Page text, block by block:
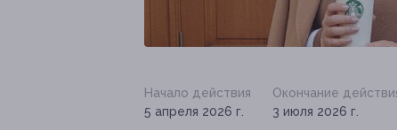
Начало действия
5 апреля 2026 г.
Окончание
3 июля 2026 г.